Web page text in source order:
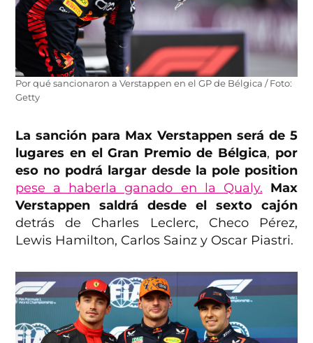
Por qué sancionaron a Verstappen en el GP de Bélgica / Foto:
Getty
La sanción para Max Verstappen será de 5
lugares en el Gran Premio de Bélgica, por
eso no podrá largar desde la pole position
pese a haberla ganado en la Qualy. Max
Verstappen saldrá desde el sexto cajón
detrás de Charles Leclerc, Checo Pérez,
Lewis Hamilton, Carlos Sainz y Oscar Piastri.